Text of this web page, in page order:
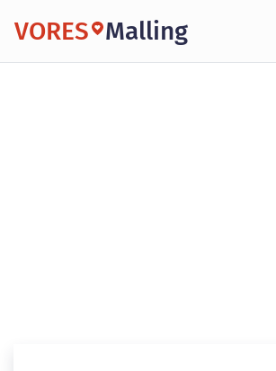
VORES Malling